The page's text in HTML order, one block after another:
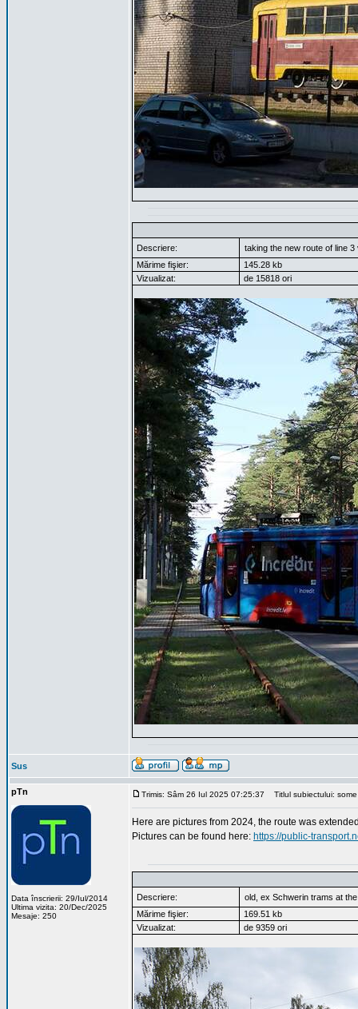
Descriere:
taking the new route of line 3
Mărime fişier:
145.28 kb
Vizualizat:
de 15818 ori
Sus
pTn
Data înscrierii: 29/Iul/2014
Ultima vizita: 20/Dec/2025
Mesaje: 250
Trimis: Sâm 26 Iul 2025 07:25:37 Titlul subiectului:
Here are pictures from 2024, the route was
Pictures can be found here: https://public-
Descriere:
old, ex Schwerin trams at
Mărime fişier:
169.51 kb
Vizualizat:
de 9359 ori